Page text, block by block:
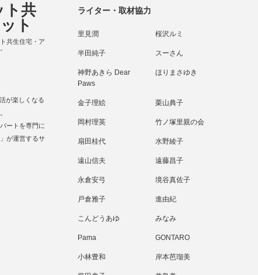
ライター・取材協力
里見潤 桜沢ルミ
半田純子 スーさん
神野あきら Dear
Paws
ほりまさゆき
金子理絵 栗山典子
岡村理英 竹ノ塚里親の会
扇田桂代 水野綾子
遠山信夫 遠藤昌子
永倉安弓 境谷真佐子
戸倉雅子 進由紀
こんどうあゆ みなみ
Pama GONTARO
小林豊和 岸本芭瑠美
ト共
ト
共生住宅・ア
が楽しくなる
ートを専門に
が運営するサ